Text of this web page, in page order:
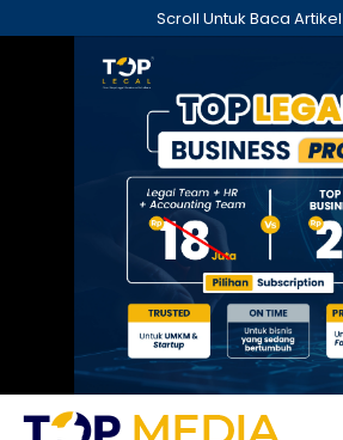
ke
Scroll Untuk Baca Artikel